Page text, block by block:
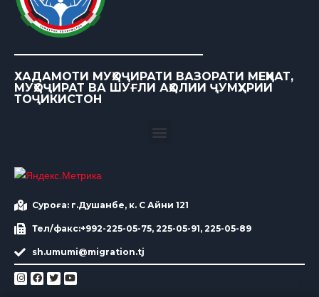
ХАДАМОТИ МУҲОҶИРАТИ ВАЗОРАТИ МЕҲНАТ,
МУҲОҶИРАТ ВА ШУҒЛИ АҲОЛИИ ҶУМҲУРИИ
ТОҶИКИСТОН
Суроға: г.Душанбе, к. С Айни 121
Тел/факс:+992-225-05-75, 225-05-91, 225-05-89
sh.umumi@migration.tj